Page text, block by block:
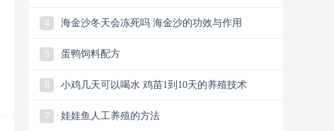
4 海金沙冬天会冻死吗 海金沙的功效与作用
5 蛋鸭饲料配方
6 小鸡几天可以喝水 鸡苗1到10天的养殖技术
7 娃娃鱼人工养殖的方法